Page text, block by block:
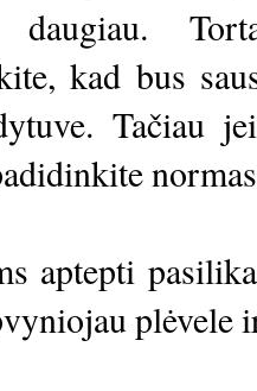
daugiau.
kad bus
Tačiau
aptepti
plėvele